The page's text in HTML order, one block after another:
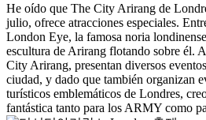
He oído que The City Arirang de
julio, ofrece atracciones especiales.
London Eye, la famosa noria
escultura de Arirang flotando sobre él.
City Arirang, presentan diversos
ciudad, y dado que también organizan
turísticos emblemáticos de Londres,
fantástica tanto para los ARMY como